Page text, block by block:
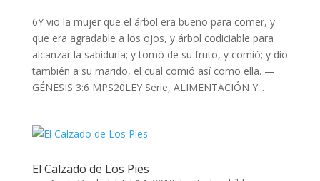
6Y vio la mujer que el árbol era bueno para comer, y
que era agradable a los ojos, y árbol codiciable para
alcanzar la sabiduría; y tomó de su fruto, y comió; y dio
también a su marido, el cual comió así como ella. —
GÉNESIS 3:6 MPS20LEY Serie, ALIMENTACIÓN Y...
El Calzado de Los Pies